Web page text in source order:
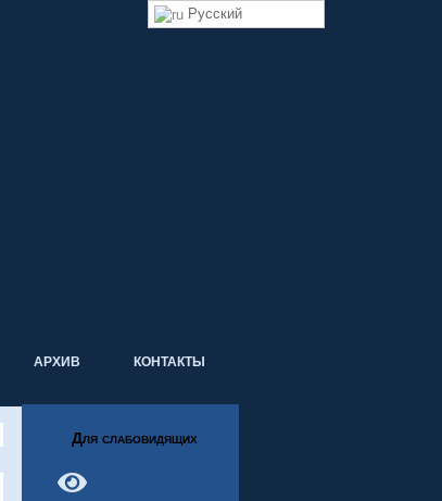
АРХИВ КОНТАКТЫ
Для слабовидящих
Русский